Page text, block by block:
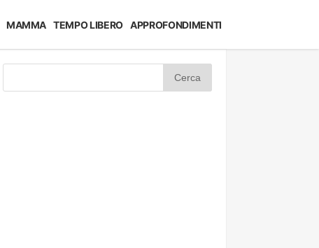
MAMMA TEMPO LIBERO APPROFONDIMENTI